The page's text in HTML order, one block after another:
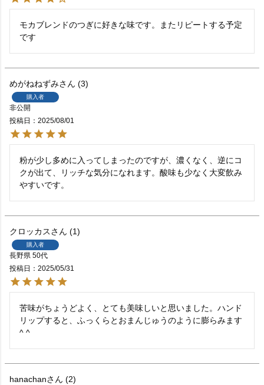
モカブレンドのつぎに好きな味です。またリピートする予定
です
めがねねずみ 3
購入者
非公開
投稿日
2025/08/01
粉が少し多めに入ってしまったのですが、濃くなく、逆にコ
クが出て、リッチな気分になれます。酸味も少なく大変飲み
やすいです。
クロッカス 1
購入者
長野県 50代
投稿日
2025/05/31
苦味がちょうどよく、とても美味しいと思いました。ハンド
リップすると、ふっくらとおまんじゅうのように膨らみます
^ ^
hanachan 2